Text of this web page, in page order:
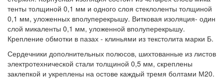
тенты толщиной 0,1 мм и одного слоя стеклоленты толщиной
0,1 мм, уложенных вполуперекрышу. Витковая изоляция- один
слой микаленты 0,1 мм, уложенной вполуперекрышу.
Крепление обмотки в пазах - клиньями из текстолита марки Б.
Сердечники дополнительных полюсов, шихтованные из листов
электротехнической стали толщиной 0,5 мм, скреплены
заклепкой и укреплены на остове каждый тремя болтами М20.